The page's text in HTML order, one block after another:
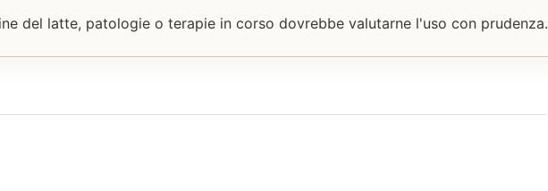
del latte, patologie o terapie in corso dovrebbe valutarne l'uso con prudenza.